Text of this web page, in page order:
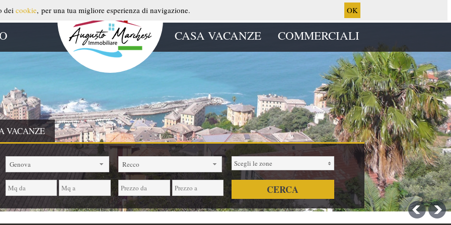
dei cookie, per una tua migliore esperienza di navigazione. OK
CASA VACANZE COMMERCIALI
VACANZE
Genova Recco Scegli le zone